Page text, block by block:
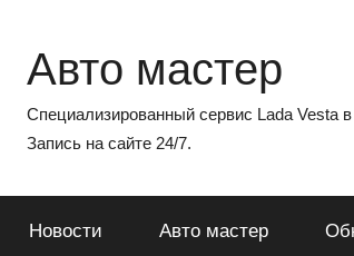
содержимому
Авто мастер
Специализированный сервис Lada Vesta
Запись на сайте 24/7.
Новости Авто мастер